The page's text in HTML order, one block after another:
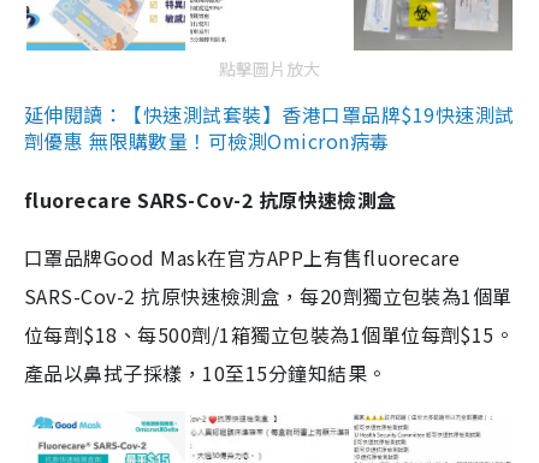
點擊圖片放大
延伸閱讀：【快速測試套裝】香港口罩品牌$19快速測試
劑優惠 無限購數量！可檢測Omicron病毒
fluorecare SARS-Cov-2 抗原快速檢測盒
口罩品牌Good Mask在官方APP上有售fluorecare
SARS-Cov-2 抗原快速檢測盒，每20劑獨立包裝為1個單
位每劑$18、每500劑/1箱獨立包裝為1個單位每劑$15。
產品以鼻拭子採樣，10至15分鐘知結果。